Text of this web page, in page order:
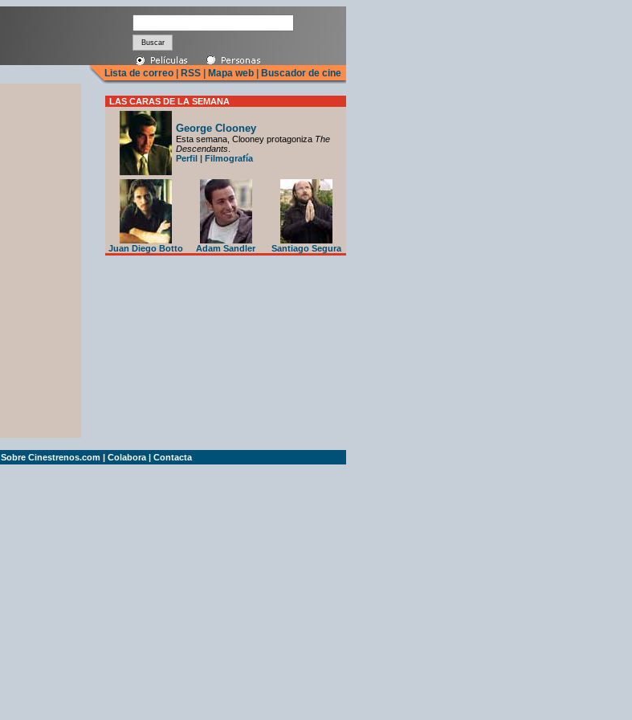
Lista de correo RSS Mapa web Buscador de cine
LAS CARAS DE LA SEMANA
George Clooney
Esta semana, Clooney protagoniza The
Descendants
Perfil | Filmografía
Juan Diego Botto Adam Sandler Santiago Segura
Sobre Cinestrenos.com | Colabora | Contacta